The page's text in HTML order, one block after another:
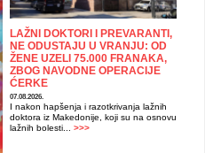
LAŽNI DOKTORI I PREVARANTI,
NE ODUSTAJU U VRANJU: OD
ŽENE UZELI 75.000 FRANAKA,
ZBOG NAVODNE OPERACIJE
ĆERKE
07.08.2026.
I nakon hapšenja i razotkrivanja lažnih
doktora iz Makedonije, koji su na osnovu
lažnih bolesti... >>>